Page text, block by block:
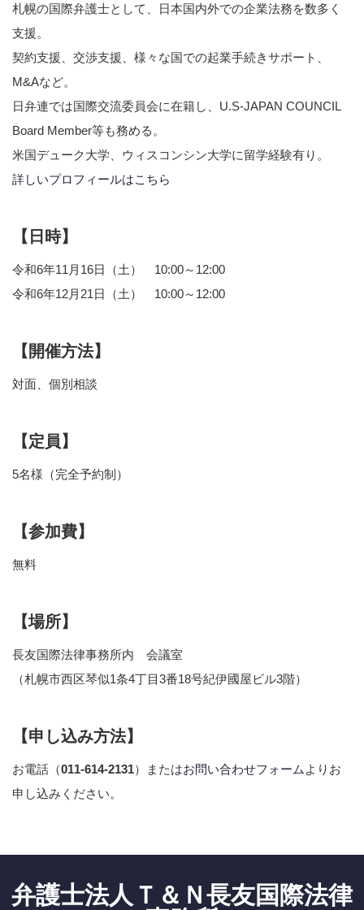
札幌の国際弁護士として、日本国内外での企業法務を数多く
支援。
契約支援、交渉支援、様々な国での起業手続きサポート、
M&Aなど。
日弁連では国際交流委員会に在籍し、U.S-JAPAN COUNCIL
Board Member等も務める。
米国デューク大学、ウィスコンシン大学に留学経験有り。
詳しいプロフィールはこちら
【日時】
令和6年11月16日（土） 10:00～12:00
令和6年12月21日（土） 10:00～12:00
【開催方法】
対面、個別相談
【定員】
5名様（完全予約制）
【参加費】
無料
【場所】
長友国際法律事務所内 会議室
（札幌市西区琴似1条4丁目3番18号紀伊國屋ビル3階）
【申し込み方法】
お電話（011-614-2131）またはお問い合わせフォーム よりお
申し込みください。
弁護士法人Ｔ＆Ｎ長友国際法律